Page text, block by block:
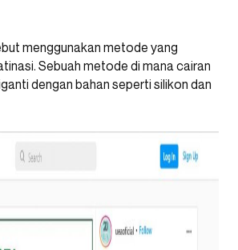
menggunakan metode yang
Sebuah metode di mana cairan
dengan bahan seperti silikon dan